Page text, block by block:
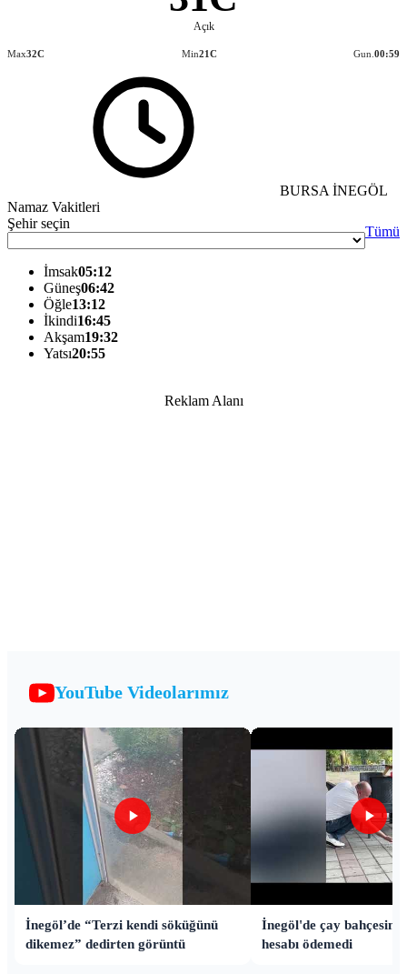
Açık
Max32C Min21C Gun. 00:59
BURSA İNEGÖL
Namaz Vakitleri
Şehir seçin
Tümü
İmsak05:12
Güneş06:42
Öğle13:12
İkindi16:45
Akşam19:32
Yatsı20:55
Reklam Alanı
YouTube Videolarımız
İnegöl’de “Terzi kendi söküğünü
dikemez” dedirten görüntü
İnegöl'de çay
hesabı ödemedi